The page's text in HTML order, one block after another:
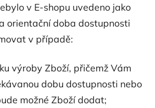
v E-shopu uvedeno jako
orientační doba dostupnosti
v případě:
výroby Zboží, přičemž Vám
dobu dostupnosti nebo
možné Zboží dodat;